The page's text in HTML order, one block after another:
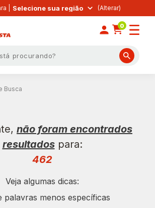
| Selecione sua região
0
Busca
não foram encontrados
resultadospara:
462
Veja algumas dicas:
palavras menos específicas